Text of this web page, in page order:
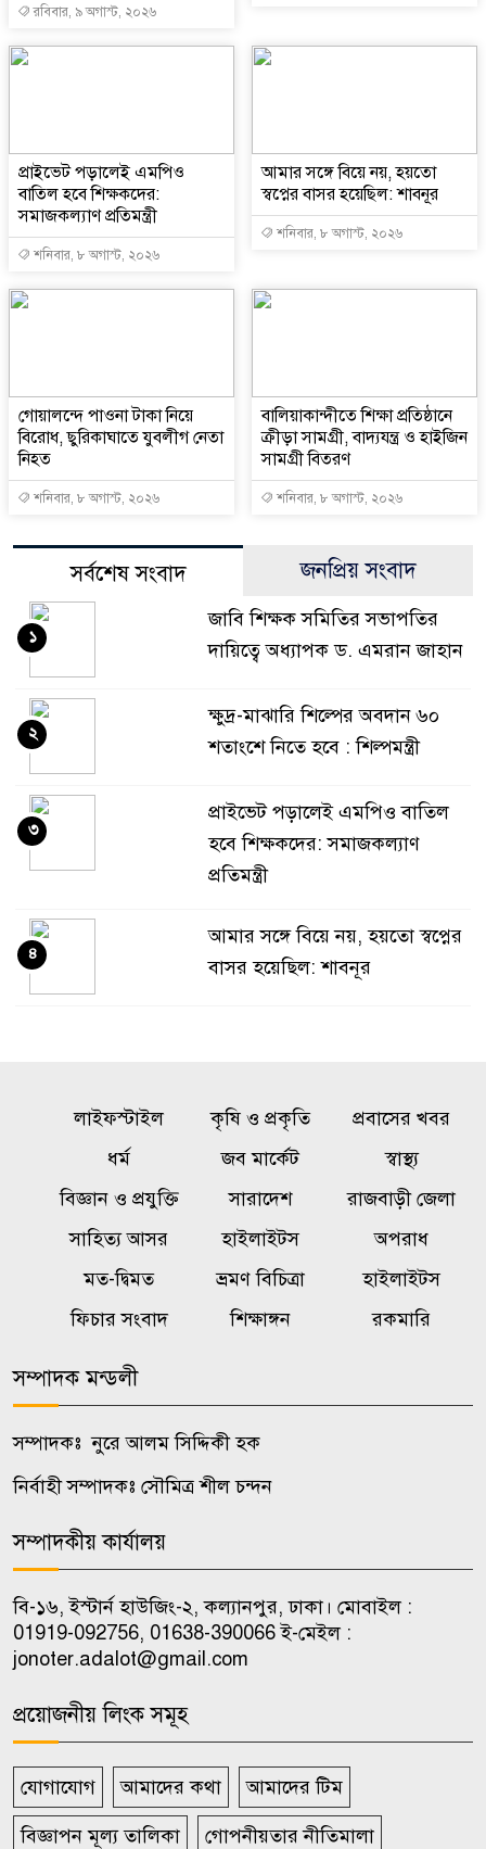
রবিবার, ৯ অগাস্ট, ২০২৬
প্রাইভেট পড়ালেই এমপিও
বাতিল হবে শিক্ষকদের:
সমাজকল্যাণ প্রতিমন্ত্রী
শনিবার, ৮ অগাস্ট, ২০২৬
আমার সঙ্গে বিয়ে নয়, হয়তো
স্বপ্নের বাসর হয়েছিল: শাবনূর
শনিবার, ৮ অগাস্ট, ২০২৬
গোয়ালন্দে পাওনা টাকা নিয়ে
বিরোধ, ছুরিকাঘাতে যুবলীগ নেতা
নিহত
শনিবার, ৮ অগাস্ট, ২০২৬
বালিয়াকান্দীতে শিক্ষা প্রতিষ্ঠানে
ক্রীড়া সামগ্রী, বাদ্যযন্ত্র ও হাইজিন
সামগ্রী বিতরণ
শনিবার, ৮ অগাস্ট, ২০২৬
সর্বশেষ সংবাদ জনপ্রিয় সংবাদ
জাবি শিক্ষক সমিতির সভাপতির
দায়িত্বে অধ্যাপক ড. এমরান জাহান
১
ক্ষুদ্র-মাঝারি শিল্পের অবদান ৬০
শতাংশে নিতে হবে : শিল্পমন্ত্রী
২
প্রাইভেট পড়ালেই এমপিও বাতিল
হবে শিক্ষকদের: সমাজকল্যাণ
প্রতিমন্ত্রী
৩
আমার সঙ্গে বিয়ে নয়, হয়তো স্বপ্নের
বাসর হয়েছিল: শাবনূর
৪
একটি চক্র জ্বালানি খাতকে
অস্থিতিশীল করার জন্য সক্রিয়:
বালিয়াকান্দীতে শিক্ষা প্রতিষ্ঠানে
ক্রীড়া সামগ্রী, বাদ্যযন্ত্র ও হাইজিন
কালুখালীতে দপ্তর প্রধানদের সঙ্গে
এমপির মতবিনিময় সভা
কালুখালীতে শিক্ষাপ্রতিষ্ঠানে ক্রীড়া ও
চাকরি পেলেন জুলাই শহিদ ও আহত
পরিবারের ১০ সদস্য
১০
লাইফস্টাইল কৃষি ও প্রকৃতি
প্রবাসের খবর
ধর্ম
জব মার্কেট
স্বাস্থ্য
বিজ্ঞান ও প্রযুক্তি
সারাদেশ
রাজবাড়ী জেলা
সাহিত্য আসর
হাইলাইটস
অপরাধ
মত-দ্বিমত
ভ্রমণ বিচিত্রা
হাইলাইটস
ফিচার সংবাদ
শিক্ষাঙ্গন রকমারি
সম্পাদক মন্ডলী
সম্পাদকঃ নুরে আলম সিদ্দিকী হক
নির্বাহী সম্পাদকঃ সৌমিত্র শীল চন্দন
সম্পাদকীয় কার্যালয়
বি-১৬, ইস্টার্ন হাউজিং-২, কল্যানপুর, ঢাকা। মোবাইল :
01919-092756, 01638-390066 ই-মেইল :
jonoter.adalot@gmail.com
প্রয়োজনীয় লিংক সমূহ
যোগাযোগ আমাদের কথা আমাদের টিম
বিজ্ঞাপন মূল্য তালিকা গোপনীয়তার নীতিমালা